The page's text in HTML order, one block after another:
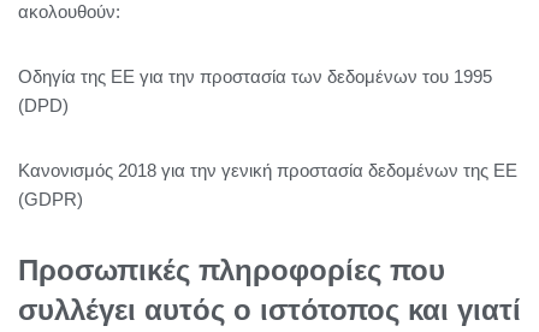
ακολουθούν:
Οδηγία της ΕΕ για την προστασία των δεδομένων του 1995
(DPD)
Κανονισμός 2018 για την γενική προστασία δεδομένων της ΕΕ
(GDPR)
Προσωπικές πληροφορίες που
συλλέγει αυτός ο ιστότοπος και γιατί